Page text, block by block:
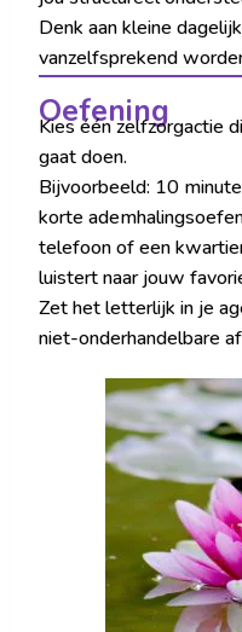
Denk aan kleine
vanzelfsprekend
Oefening
Kies één zelfzorgactie
gaat doen.
Bijvoorbeeld: 10
korte
telefoon of een
luistert naar jouw
Zet het letterlijk in je
niet-onderhandelbare